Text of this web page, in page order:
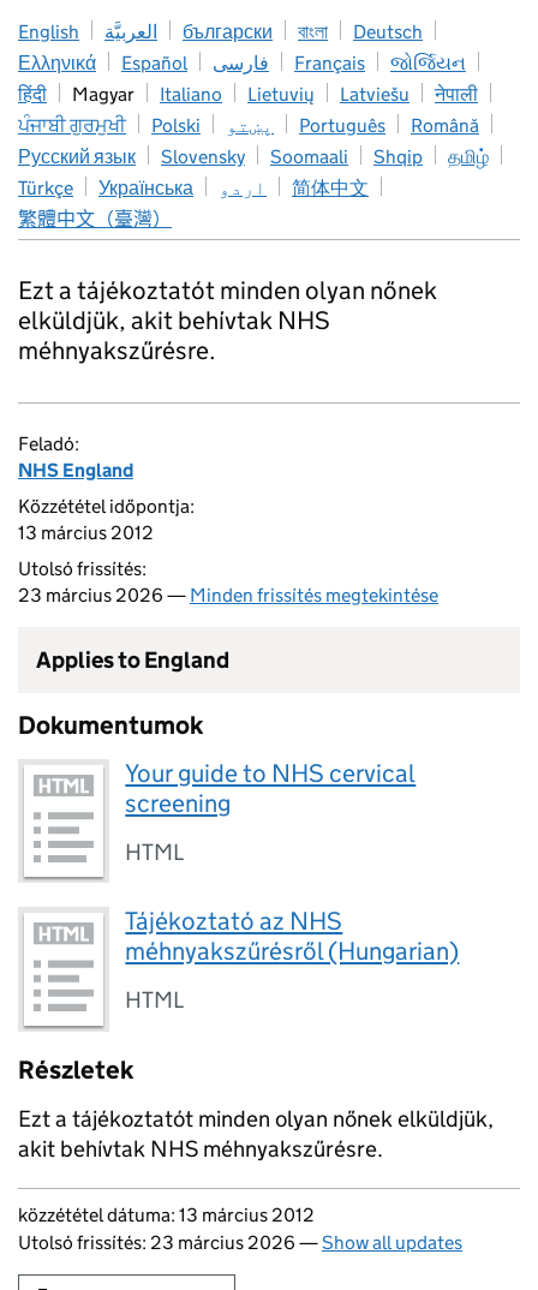
English العربيَّة български বাংলা
Deutsch
Ελληνικά
Español فارسی Français
જોર્જિયન
हिंदी
Magyar Italiano Lietuvių Latviešu
नेपाली
ਪੰਜਾਬੀ ਗੁਰਮੁਖੀ
Polski پښتو Português
Română
Русский язык
Slovensky Soomaali Shqip
தமிழ்
Türkçe
Українська اردو
简体中文
繁體中文（臺灣）
Ezt a tájékoztatót minden olyan nőnek
elküldjük, akit behívtak NHS
méhnyakszűrésre.
Feladó:
NHS England
Közzététel időpontja:
13 március 2012
Utolsó frissítés:
23 március 2026 — Minden frissítés megtekintése
Applies to England
Dokumentumok
Your guide to NHS cervical
screening
HTML
Tájékoztató az NHS
méhnyakszűrésről (Hungarian)
HTML
Részletek
Ezt a tájékoztatót minden olyan nőnek elküldjük,
akit behívtak NHS méhnyakszűrésre.
Updates to this page
közzététel dátuma: 13 március 2012
Utolsó frissítés: 23 március 2026 —Show all updates